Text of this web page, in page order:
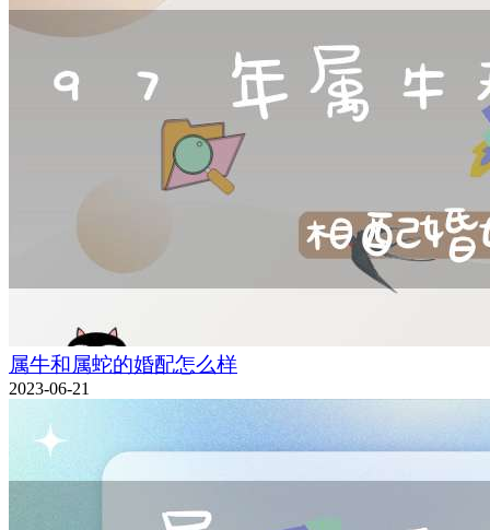
属牛和属蛇的婚配怎么样
2023-06-21